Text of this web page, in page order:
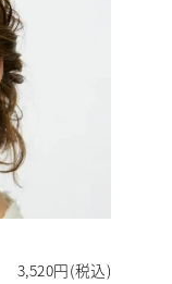
3,520円(税込)